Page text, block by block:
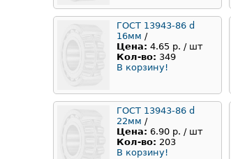
ГОСТ 13943-86 d
16мм /
Цена: 4.65 р. / шт
Кол-во: 349
В корзину!
ГОСТ 13943-86 d
22мм /
Цена: 6.90 р. / шт
Кол-во: 203
В корзину!